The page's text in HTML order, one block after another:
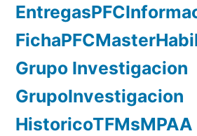
Grupo Investigacion
GrupoInvestigacion
HistoricoTFMsMPAA